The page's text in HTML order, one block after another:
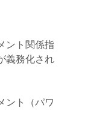
ント関係指
義務化され
ント（パワ